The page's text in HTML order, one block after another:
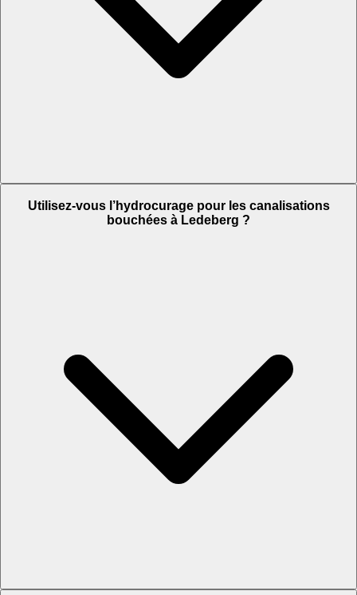
Utilisez-vous l’hydrocurage pour les canalisations
bouchées à Ledeberg ?